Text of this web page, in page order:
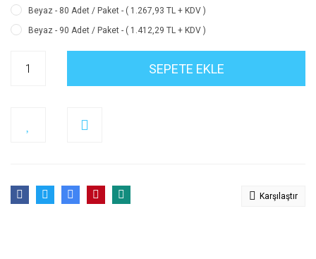
Beyaz - 80 Adet / Paket - ( 1.267,93 TL + KDV )
Beyaz - 90 Adet / Paket - ( 1.412,29 TL + KDV )
SEPETE EKLE
Karşılaştır